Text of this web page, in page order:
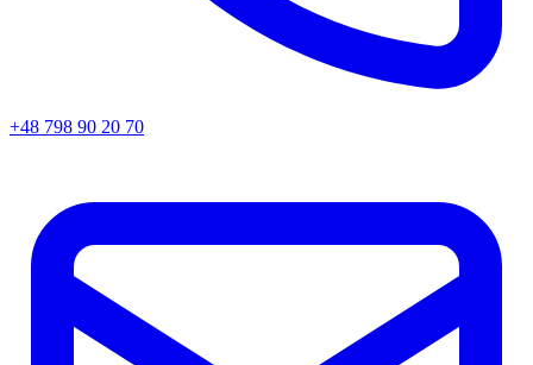
+48 798 90 20 70